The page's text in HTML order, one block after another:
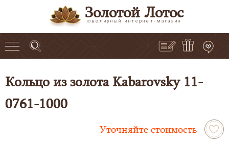
Золотой Лотос
ювелирный интернет-магазин
Кольцо из золота Kabarovsky 11-
0761-1000
Уточняйте стоимость